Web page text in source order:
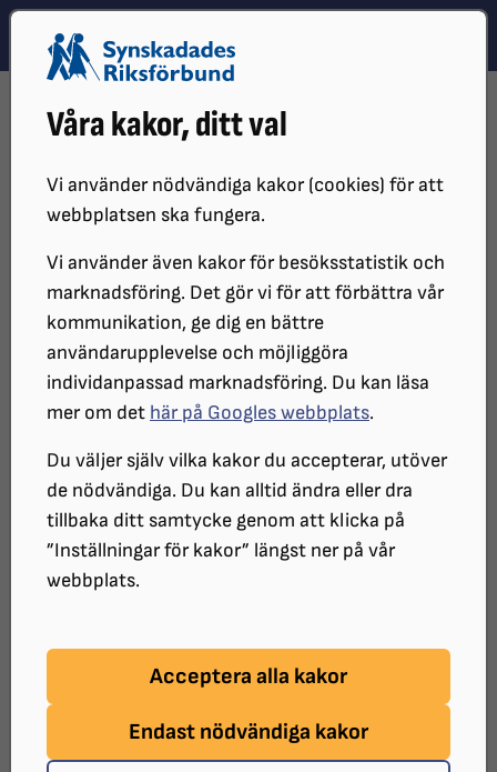
Våra kakor, ditt val
Vi använder nödvändiga kakor (cookies) för att
webbplatsen ska fungera.
Vi använder även kakor för besöksstatistik och
marknadsföring. Det gör vi för att förbättra vår
kommunikation, ge dig en bättre
användarupplevelse och möjliggöra
individanpassad marknadsföring. Du kan läsa
mer om det här på Googles webbplats.
Du väljer själv vilka kakor du accepterar, utöver
de nödvändiga. Du kan alltid ändra eller dra
tillbaka ditt samtycke genom att klicka på
”Inställningar för kakor” längst ner på vår
webbplats.
Acceptera alla kakor
Endast nödvändiga kakor
Hoppa till innehåll
Hoppa till hitta snabbt
DISTRIKT
SRF SÖRMLAND
SRF Sörmland
Välkommen till distriktsföreningen. Vi är SRF:s organ
på regional nivå och omfattar alla lokalföreningar
inom länet. Här hittar du kontaktuppgifter till oss.
Kontakt
Postadress:
Eleonoragatan 18
633 44 Eskilstuna
sormland@srf.nu
http://www.srf.nu/sormland/
Kontaktperson:Carl Olof Adelsköld